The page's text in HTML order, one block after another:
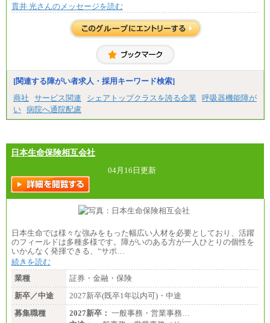
総合職 月給220,000～230,000円＋地域間調整給
整給
※詳細はJTBキャリアサイトよりご確認ください。
■(株)JTBコミュニケーションデザイン
総合職 月給230,000円
みなし残業手当：20,000円（一律支給）※みなし
残業手当の残業時間は10.43時間。
間に応じて、時間外手当等を支給。
エリアサポート職 月給188,000円
■（株）JTBグローバルマーケティング＆トラベル
訪日事業職 月給202,000～227,000円＋地域間調整
給
※詳細はJTBキャリアサイトよりご確認ください。
■(株)JTBビジネストランスフォーム
総合職 月給205,000～225,000円＋地域間調整給
※詳細はJTBキャリアサイトよりご確認ください。
■(株)JTBデータサービス ※2027年新卒募集終了
※詳細はJTBキャリアサイトよりご確認ください。
■I&Jデジタルイノベーション(株)
総合職 月給224,500～242,600円＋地域手当
※詳細はJTBキャリアサイトよりご確認ください。
貫井 光さんのメッセージを読む
[関連する障がい者求人・採用キーワード検索]
商社
サービス関連 シェアトップクラスを誇る企業
呼吸器機能障が
い 病院へ通院配慮
日本生命保険相互会社
04月16日更新
日本生命では様々な強みをもった幅広い人材を必要としており、活躍
のフィールドは多種多様です。障がいのある方が一人ひとりの個性を
いかんなく発揮できる、“サポ…
続きを読む
業種
証券・金融・保険
新卒／中途
2027新卒(既卒1年以内可)・中途
募集職種
2027新卒： 一般事務・営業事務…